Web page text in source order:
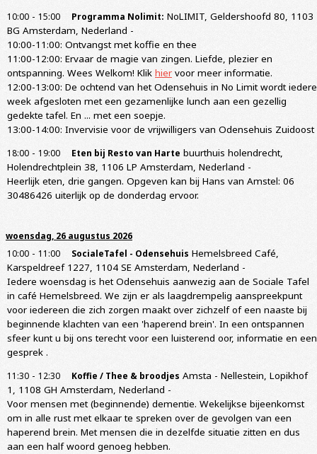
10:00 - 15:00 Programma Nolimit: NoLIMIT, Geldershoofd 80, 1103
BG Amsterdam, Nederland -
10:00-11:00: Ontvangst met koffie en thee
11:00-12:00: Ervaar de magie van zingen. Liefde, plezier en
ontspanning. Wees Welkom! Klik hier voor meer informatie.
12:00-13:00: De ochtend van het Odensehuis in No Limit wordt iedere
week afgesloten met een gezamenlijke lunch aan een gezellig
gedekte tafel. En ... met een soepje.
13:00-14:00: Invervisie voor de vrijwilligers van Odensehuis Zuidoost
18:00 - 19:00 Eten bij Resto van Harte buurthuis holendrecht,
Holendrechtplein 38, 1106 LP Amsterdam, Nederland -
Heerlijk eten, drie gangen. Opgeven kan bij Hans van Amstel: 06
30486426 uiterlijk op de donderdag ervoor.
woensdag, 26 augustus 2026
10:00 - 11:00 SocialeTafel - Odensehuis Hemelsbreed Café,
Karspeldreef 1227, 1104 SE Amsterdam, Nederland -
Iedere woensdag is het Odensehuis aanwezig aan de Sociale Tafel
in café Hemelsbreed. We zijn er als laagdrempelig aanspreekpunt
voor iedereen die zich zorgen maakt over zichzelf of een naaste bij
beginnende klachten van een 'haperend brein'. In een ontspannen
sfeer kunt u bij ons terecht voor een luisterend oor, informatie en een
gesprek .
11:30 - 12:30 Koffie / Thee & broodjes Amsta - Nellestein, Lopikhof
1, 1108 GH Amsterdam, Nederland -
Voor mensen met (beginnende) dementie. Wekelijkse bijeenkomst
om in alle rust met elkaar te spreken over de gevolgen van een
haperend brein. Met mensen die in dezelfde situatie zitten en dus
aan een half woord genoeg hebben.